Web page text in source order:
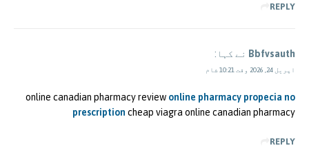
REPLY
Bbfvsauth نے کہا:
اپریل 24, 2026 وقت 10:21 شام
online canadian pharmacy review online pharmacy propecia no
prescription cheap viagra online canadian pharmacy
REPLY